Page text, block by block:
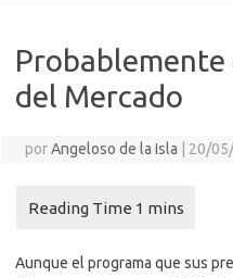
del Mercado
porAngeloso de la Isla 20/
Aunque el programa que sus